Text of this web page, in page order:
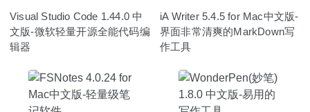
Visual Studio Code 1.44.0 中
文版-微软轻量开源全能代码编
辑器
iA Writer 5.4.5 for Mac中文版-
界面非常清爽的MarkDown写
作工具